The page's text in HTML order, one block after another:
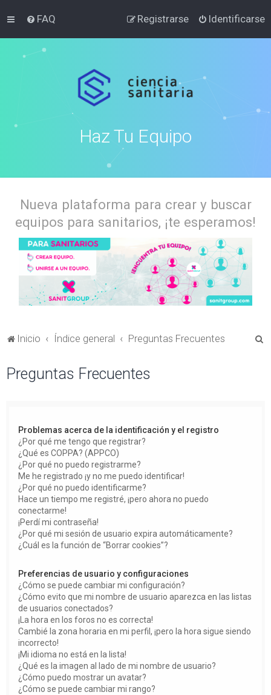
FAQ Identificarse
Registrarse
Haz Tu Equipo
Nueva plataforma para crear y buscar
equipos para sanitarios, ¡te esperamos!
Inicio Índice general Preguntas Frecuentes
Preguntas Frecuentes
Problemas acerca de la identificación y el registro
¿Por qué me tengo que registrar?
¿Qué es COPPA? (APPCO)
¿Por qué no puedo registrarme?
Me he registrado ¡y no me puedo identificar!
¿Por qué no puedo identificarme?
Hace un tiempo me registré, ¡pero ahora no puedo
conectarme!
¡Perdí mi contraseña!
¿Por qué mi sesión de usuario expira automáticamente?
¿Cuál es la función de “Borrar cookies”?
Preferencias de usuario y configuraciones
¿Cómo se puede cambiar mi configuración?
¿Cómo evito que mi nombre de usuario aparezca en las listas
de usuarios conectados?
¡La hora en los foros no es correcta!
Cambié la zona horaria en mi perfil, ¡pero la hora sigue siendo
incorrecto!
¡Mi idioma no está en la lista!
¿Qué es la imagen al lado de mi nombre de usuario?
¿Cómo puedo mostrar un avatar?
¿Cómo se puede cambiar mi rango?